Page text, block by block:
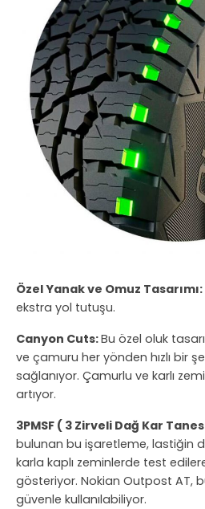
Özel Yanak ve Omuz Tasarımı:
ekstra yol tutuşu.
Canyon Cuts:Bu özel oluk
ve çamuru her yönden hızlı bir
sağlanıyor. Çamurlu ve karlı
artıyor.
3PMSF ( 3 Zirveli Dağ Kar
bulunan bu işaretleme, lastiğin
karla kaplı zeminlerde test
gösteriyor. Nokian Outpost AT,
güvenle kullanılabiliyor.